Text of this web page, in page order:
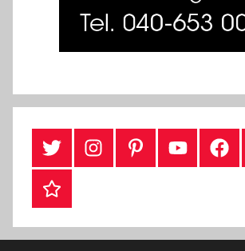
#TwitterInstagramPinterestYouTube
Webshop